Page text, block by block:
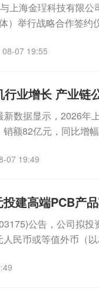
上海金珵科技有限
）举行战略合作签约
08-07 19:55
业增长 产业链
数据显示，2026年
额82亿元，同比增
07 19:49
建高端PCB产
公告，公司拟
民币或等值外币（